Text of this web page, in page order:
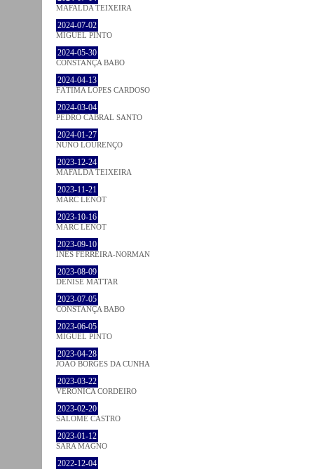
MAFALDA TEIXEIRA
2024-07-02
MIGUEL PINTO
2024-05-30
CONSTANÇA BABO
2024-04-13
FÁTIMA LOPES CARDOSO
2024-03-04
PEDRO CABRAL SANTO
2024-01-27
NUNO LOURENÇO
2023-12-24
MAFALDA TEIXEIRA
2023-11-21
MARC LENOT
2023-10-16
MARC LENOT
2023-09-10
INÊS FERREIRA-NORMAN
2023-08-09
DENISE MATTAR
2023-07-05
CONSTANÇA BABO
2023-06-05
MIGUEL PINTO
2023-04-28
JOÃO BORGES DA CUNHA
2023-03-22
VERONICA CORDEIRO
2023-02-20
SALOMÉ CASTRO
2023-01-12
SARA MAGNO
2022-12-04